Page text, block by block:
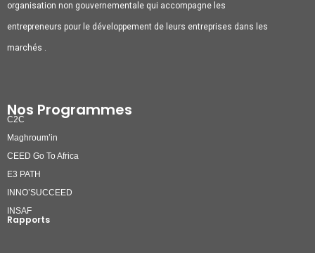
organisation non gouvernementale qui accompagne les
entrepreneurs pour le développement de leurs entreprises dans les
marchés .
Nos Programmes
C2C
Maghroum’in
CEED Go To Africa
E3 PATH
INNO’SUCCEED
INSAF
Rapports